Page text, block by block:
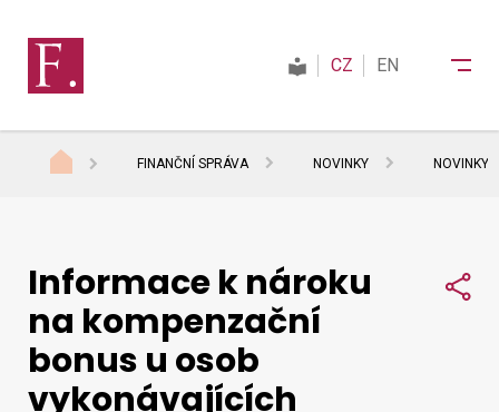
Daně
Mezinárodní spolupráce
CZ EN
FINANČNÍ SPRÁVA NOVINKY NOVINKY
Informace k nároku
na kompenzační
bonus u osob
vykonávajících